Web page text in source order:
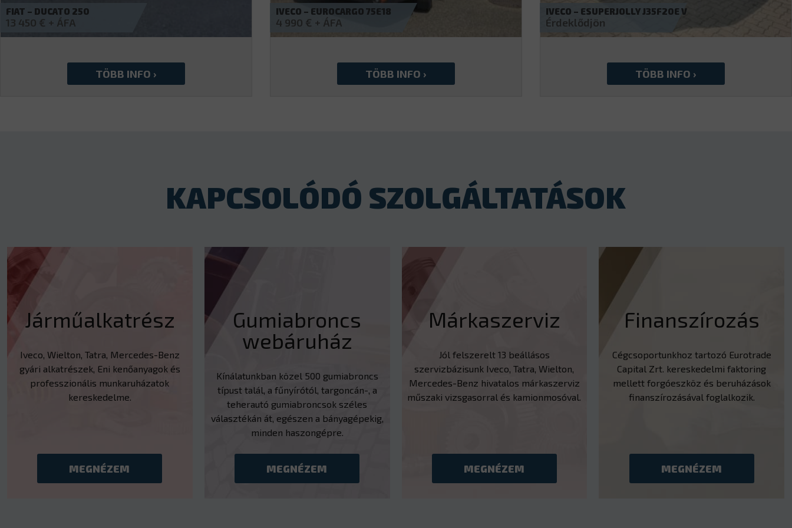
IVECO – EUROCARGO 75E18
4 990€
IVECO – ESUPERJOLLY J35F20E V
Érdeklődjön
IVECO – DAILY 35S16
32 990€
KAPCSOLÓDÓ SZOLGÁLTATÁSOK
Járműalkatrész
Iveco, Wielton, Tatra, Mercedes-Benz
gyári alkatrészek, Eni kenőanyagok és
professzionális munkaruházatok
kereskedelme.
MEGNÉZEM
Gumiabroncs
webáruház
Kínálatunkban közel 500 gumiabroncs
típust talál, a fűnyírótól, targoncán-, a
teherautó gumiabroncsok széles
választékán át, egészen a bányagépekig,
minden haszongépre.
MEGNÉZEM
Márkaszerviz
Jól felszerelt 13 beállásos
szervizbázisunk Iveco, Tatra, Wielton,
Mercedes-Benz hivatalos márkaszerviz
műszaki vizsgasorral és kamionmosóval.
MEGNÉZEM
Finanszírozás
Cégcsoportunkhoz tartozó Eurotrade
Capital Zrt. kereskedelmi faktoring
mellett forgóeszköz és beruházások
finanszírozásával foglalkozik.
MEGNÉZEM